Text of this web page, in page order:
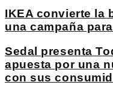
IKEA convierte la
una campaña
Sedal presenta
apuesta por una
con sus